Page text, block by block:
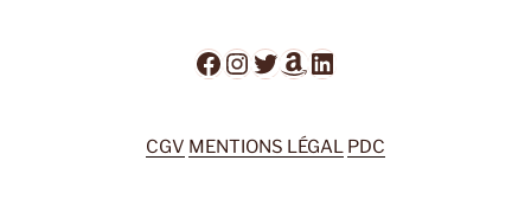
Facebook
Instagram
Twitter
Amazon
LinkedIn
CGV MENTIONS LÉGAL PDC